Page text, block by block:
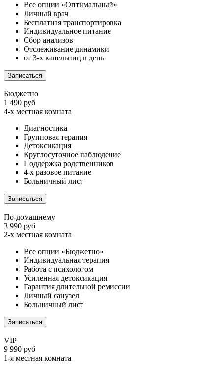
Все опции «Оптимальный»
Личный врач
Бесплатная транспортировка
Индивидуальное питание
Сбор анализов
Отслеживание динамики
от 3-х капельниц в день
Записаться
Бюджетно
1 490 руб
4-х местная комната
Диагностика
Групповая терапия
Детоксикация
Круглосуточное наблюдение
Поддержка родственников
4-х разовое питание
Больничный лист
Записаться
По-домашнему
3 990 руб
2-х местная комната
Все опции «Бюджетно»
Индивидуальная терапия
Работа с психологом
Усиленная детоксикация
Гарантия длительной ремиссии
Личный санузел
Больничный лист
Записаться
VIP
9 990 руб
1-я местная комната